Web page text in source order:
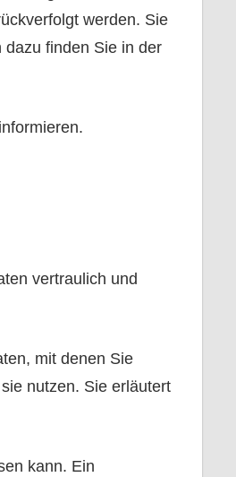
werden. Sie
finden Sie in der
vertraulich und
mit denen Sie
nutzen. Sie erläutert
kann. Ein